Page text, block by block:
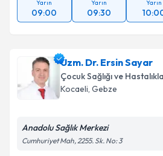
Yarın
09:00
Yarın
09:30
Yarın
Uzm. Dr. Ersin Sayar
Çocuk Sağlığı ve
Kocaeli, Gebze
Anadolu Sağlık Merkezi
Cumhuriyet Mah, 2255. Sk. No: 3